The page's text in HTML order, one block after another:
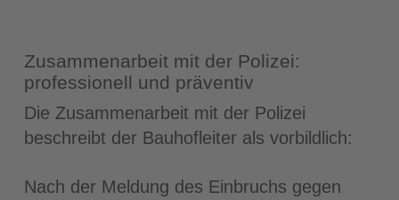
Zusammenarbeit mit der Polizei:
professionell und präventiv
Die Zusammenarbeit mit der Polizei
beschreibt der Bauhofleiter als vorbildlich:
Nach der Meldung des Einbruchs gegen